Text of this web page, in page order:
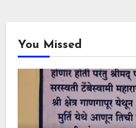
You Missed